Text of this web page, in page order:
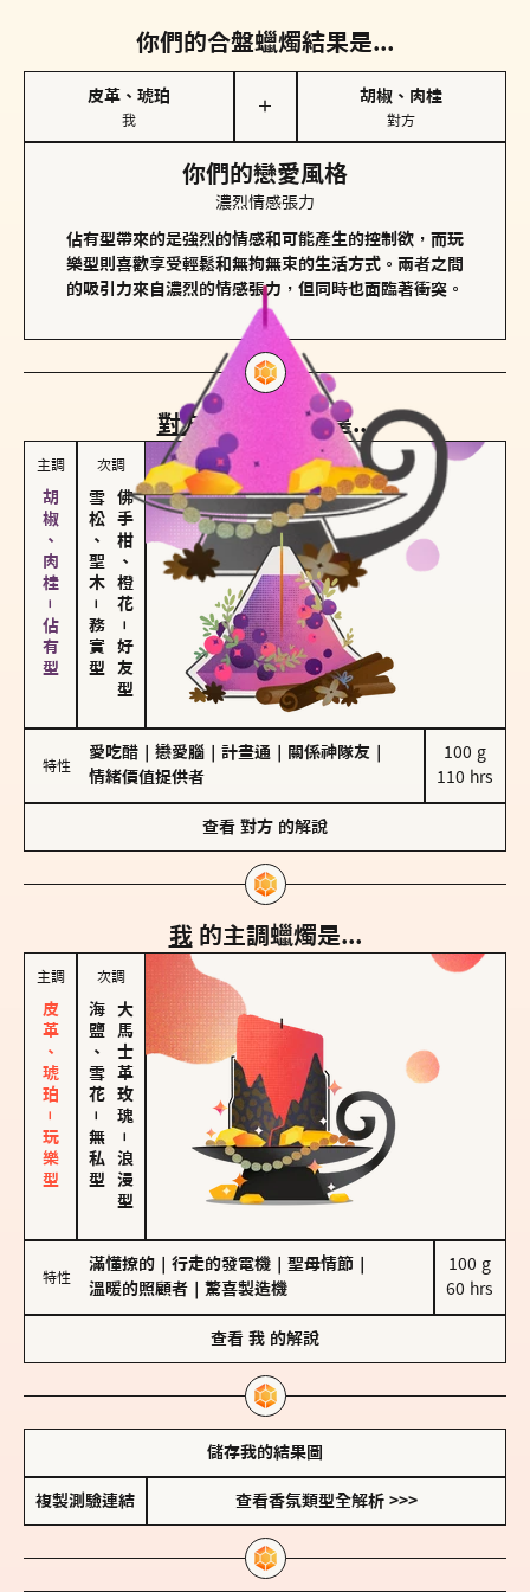
你們的合盤蠟燭結果是...
皮革、琥珀
我
＋
胡椒、肉桂
對方
你們的戀愛風格
濃烈情感張力
佔有型帶來的是強烈的情感和可能產生的控制欲，而玩
樂型則喜歡享受輕鬆和無拘無束的生活方式。兩者之間
的吸引力來自濃烈的情感張力，但同時也面臨著衝突。
對方 的主調蠟燭是...
主調
胡椒、肉桂－佔有型
次調
雪松、聖木
－
務實型
佛手柑、橙花
－
好友型
特性
愛吃醋 戀愛腦 計畫通 關係神隊友
情緒價值提供者
100 g
110 hrs
查看 對方 的解說
我 的主調蠟燭是...
主調
皮革、琥珀－玩樂型
次調
海鹽、雪花
－
無私型
大馬士革玫瑰
－
浪漫型
特性
滿懂撩的 行走的發電機 聖母情節
溫暖的照顧者
驚喜製造機
100 g
60 hrs
查看 我 的解說
儲存我的結果圖
複製測驗連結 查看香氛類型全解析 >>>